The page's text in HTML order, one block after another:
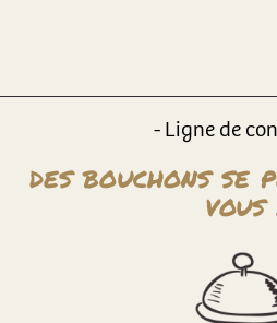
- Ligne de
des bouchons se
vous